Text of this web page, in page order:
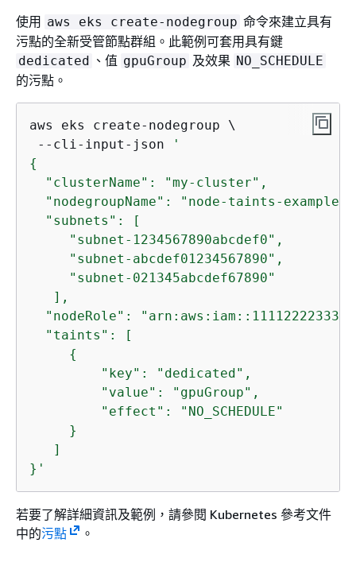
使用 aws eks create-nodegroup 命令來建立具有
污點的全新受管節點群組。此範例可套用具有鍵
dedicated 、值 gpuGroup 及效果 NO_SCHEDULE
的污點。
aws eks create-nodegroup \
--cli-input-json
{
  "clusterName": "my-cluster",
  "nodegroupName": "node-taints-example",
  "subnets": [
     "subnet-1234567890abcdef0",
     "subnet-abcdef01234567890",
     "subnet-021345abcdef67890"
   ],
"nodeRole":
  "taints": [
{
         "key": "dedicated",
         "value": "gpuGroup",
         "effect": "NO_SCHEDULE"
     }
   ]
}'
若要了解詳細資訊及範例，請參閱 Kubernetes 參考文件
中的污點 。